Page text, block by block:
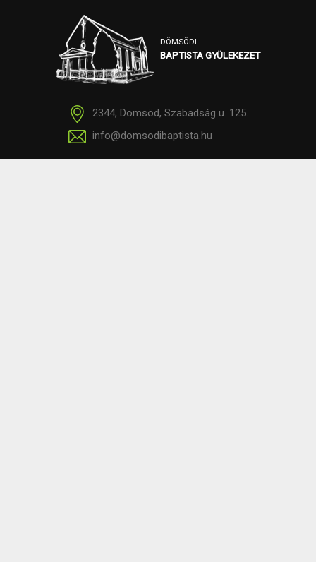
DÖMSÖDI
BAPTISTA GYÜLEKEZET
2344, Dömsöd, Szabadság u. 125.
info@domsodibaptista.hu